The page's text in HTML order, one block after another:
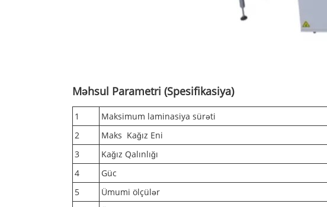
Məhsul Parametri (Spesifikasiya)
1 Maksimum laminasiya sürəti
2
Maks Kağız Eni
3
Kağız Qalınlığı
4
Güc
5
Ümumi ölçülər